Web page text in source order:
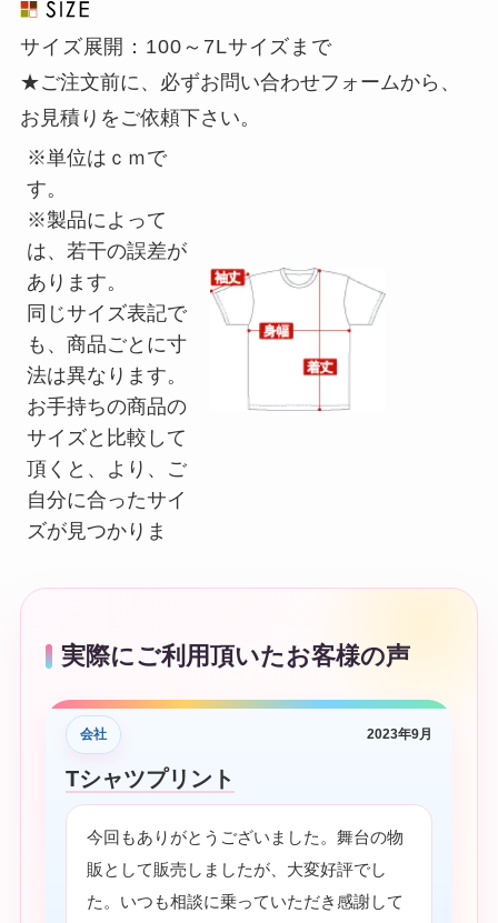
転
写
で
１
枚
か
安
い
個
サイズ展開：100～7Lサイズまで
★ご注文前に、必ずお問い合わせフォームから、
お見積りをご依頼下さい。
※単位はｃｍで
す。
※製品によって
は、若干の誤差が
あります。
同じサイズ表記で
も、商品ごとに寸
法は異なります。
お手持ちの商品の
サイズと比較して
頂くと、より、ご
自分に合ったサイ
ズが見つかりま
実際にご利用頂いたお客様の声
会社 2023年9月
Tシャツプリント
今回もありがとうございました。舞台の物
販として販売しましたが、大変好評でし
た。いつも相談に乗っていただき感謝して